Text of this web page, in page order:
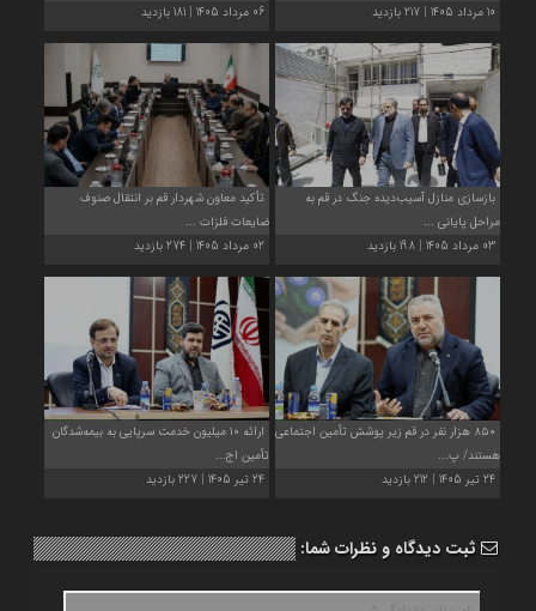
10 مرداد 1405 | 217 بازدید
06 مرداد 1405 | 181 بازدید
بازسازی منازل آسیب‌دیده جنگ در قم به
مراحل پایانی ...
03 مرداد 1405 | 198 بازدید
تأکید معاون شهردار قم بر انتقال صنوف
ضایعات فلزات ...
02 مرداد 1405 | 274 بازدید
۸۵۰ هزار نفر در قم زیر پوشش تأمین اجتماعی
هستند/ پ...
24 تیر 1405 | 212 بازدید
ارائه ۱۰ میلیون خدمت سرپایی به بیمه‌شدگان
تأمین اج...
24 تیر 1405 | 227 بازدید
ثبت دیدگاه و نظرات شما: